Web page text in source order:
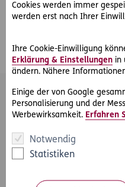
Cookies werden immer
werden erst nach Ihrer
Ihre Cookie-Einwilligung
Erklärung & Einstellungen in
ändern. Nähere
Einige der von Google
Personalisierung und der
Werbewirksamkeit. Erfahren
Notwendig
Statistiken
Das könnte Sie